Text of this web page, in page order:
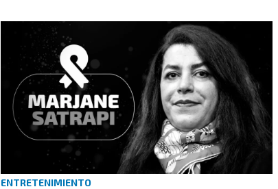
ENTRETENIMIENTO